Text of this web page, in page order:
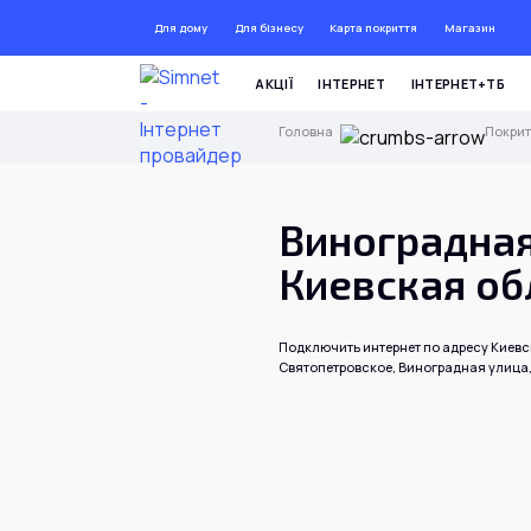
Для дому Для бізнесу Карта покриття Магазин ДО
АКЦІЇ ІНТЕРНЕТ ІНТЕРНЕТ+ТБ
Головна
Киевская
Подключить интернет по адресу
Святопетровское, Виноградная